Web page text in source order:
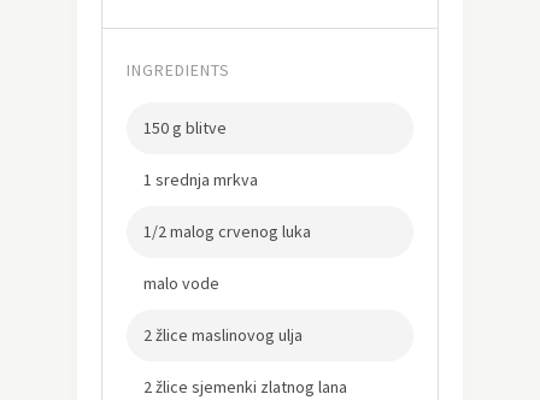
INGREDIENTS
150 g blitve
1 srednja mrkva
1/2 malog crvenog luka
malo vode
2 žlice maslinovog ulja
2 žlice sjemenki zlatnog lana